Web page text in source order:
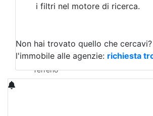
Magazzini
Qualsiasi
Terreno edificabile
Terreno
i filtri nel motore di ricerca.
Non hai trovato quello che cercavi?
l'immobile alle agenzie: richiesta